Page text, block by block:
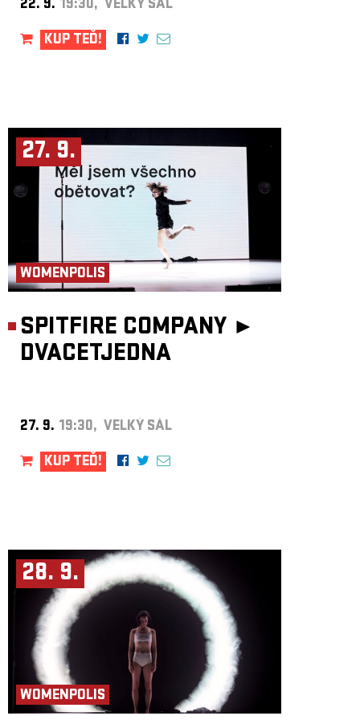
22. 9. 19:30, VELKÝ SÁL
KUP TEĎ!
27. 9.
WOMENPOLIS
SPITFIRE COMPANY ►
DVACETJEDNA
27. 9. 19:30, VELKÝ SÁL
KUP TEĎ!
28. 9.
WOMENPOLIS